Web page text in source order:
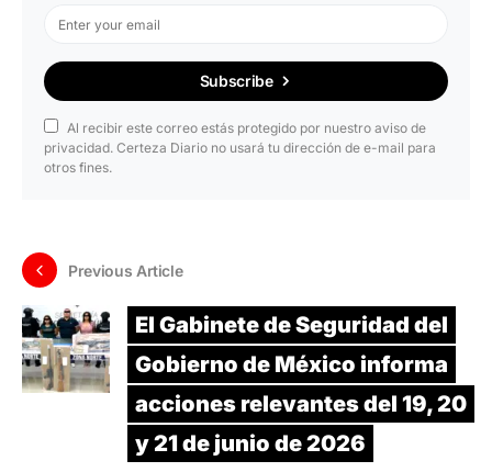
Subscribe
Al recibir este correo estás protegido por nuestro aviso de
privacidad. Certeza Diario no usará tu dirección de e-mail para
otros fines.
Previous Article
El Gabinete de Seguridad del
Gobierno de México informa
acciones relevantes del 19, 20
y 21 de junio de 2026